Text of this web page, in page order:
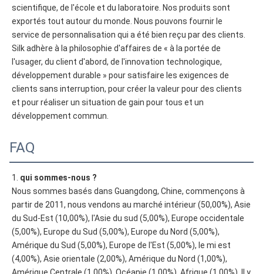
scientifique, de l'école et du laboratoire. Nos produits sont
exportés tout autour du monde. Nous pouvons fournir le
service de personnalisation qui a été bien reçu par des clients.
Silk adhère à la philosophie d'affaires de « à la portée de
l'usager, du client d'abord, de l'innovation technologique,
développement durable » pour satisfaire les exigences de
clients sans interruption, pour créer la valeur pour des clients
et pour réaliser un situation de gain pour tous et un
développement commun.
FAQ
1. qui sommes-nous ?
Nous sommes basés dans Guangdong, Chine, commençons à
partir de 2011, nous vendons au marché intérieur (50,00%), Asie
du Sud-Est (10,00%), l'Asie du sud (5,00%), Europe occidentale
(5,00%), Europe du Sud (5,00%), Europe du Nord (5,00%),
Amérique du Sud (5,00%), Europe de l'Est (5,00%), le mi est
(4,00%), Asie orientale (2,00%), Amérique du Nord (1,00%),